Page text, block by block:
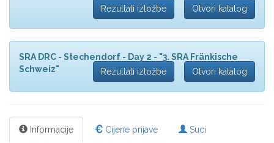
Rezultati izložbe
Otvori katalog
SRA DRC - Stechendorf - Day 2 - "3. SRA Fränkische
Schweiz"
Rezultati izložbe Otvori katalog
Informacije Cijene prijave Suci